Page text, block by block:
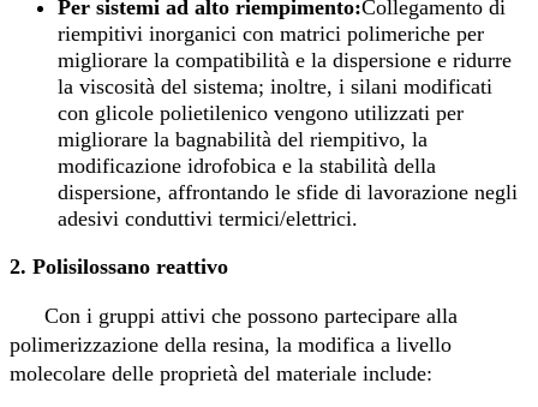
Per sistemi ad alto riempimento:Collegamento di
riempitivi inorganici con matrici polimeriche per
migliorare la compatibilità e la dispersione e ridurre
la viscosità del sistema; inoltre, i silani modificati
con glicole polietilenico vengono utilizzati per
migliorare la bagnabilità del riempitivo, la
modificazione idrofobica e la stabilità della
dispersione, affrontando le sfide di lavorazione negli
adesivi conduttivi termici/elettrici.
2. Polisilossano reattivo
Con i gruppi attivi che possono partecipare alla
polimerizzazione della resina, la modifica a livello
molecolare delle proprietà del materiale include: